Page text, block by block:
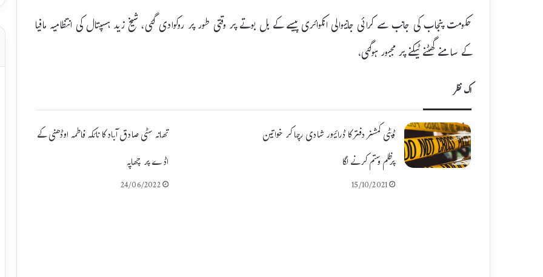
حکومت پنجاب کی جانب سے کرائی جانیوالی انکوائری پیسے کے بل بوتے پر وقتی طور پر روکوادی گئی، شیخ زید ہسپتال کی انتظامیہ مافیا
کے سامنے گھٹنے ٹیکنے پر مجبور ہوگئی،
اک نظر
ڈپٹی کمشنر دفتر کا ڈرائیور شادی رچا کر خواتین
پرظلم وستم کرنے لگا
15/10/2021
تھانہ سٹی صادق آباد کا نائکہ فاطمہ اوڈھنی کے
اڈے پر چھاپہ
24/06/2022